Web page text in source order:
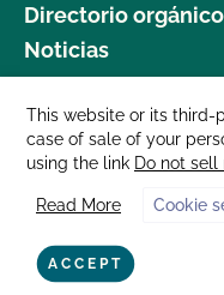
Directorio orgánico
Noticias
Donar
Carreras
Sala de prensa
Contáctenos
877 Cedar Street, Suite 248,
This website or its third-
case of sale of your
using the link Do not
Read More Cookie
ACCEPT